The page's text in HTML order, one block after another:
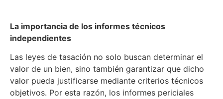
La importancia de los informes técnicos
independientes
Las leyes de tasación no solo buscan determinar el
valor de un bien, sino también garantizar que dicho
valor pueda justificarse mediante criterios técnicos
objetivos. Por esta razón, los informes periciales